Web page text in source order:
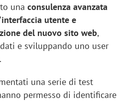
una consulenza avanzata
utente e
del nuovo sito web,
e sviluppando uno user
una serie di test
permesso di identificare